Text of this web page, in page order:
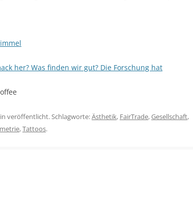
her? Was finden wir gut? Die Forschung hat
in veröffentlicht. Schlagworte:Ästhetik, FairTrade,Gesellschaft,
,Tattoos.